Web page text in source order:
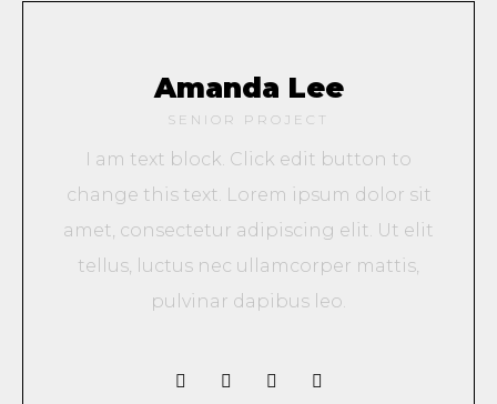
Amanda Lee
SENIOR PROJECT
I am text block. Click edit button to
change this text. Lorem ipsum dolor sit
amet, consectetur adipiscing elit. Ut elit
tellus, luctus nec ullamcorper mattis,
pulvinar dapibus leo.